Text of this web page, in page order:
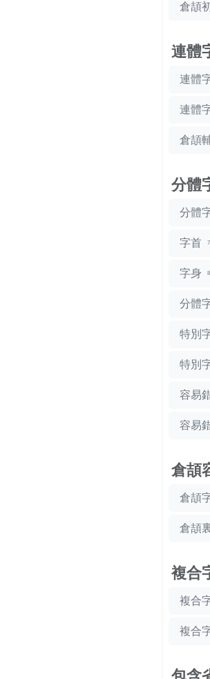
倉頡
連體
連體
連體
倉頡
分體
分體
字首
字身
分體
特別
特別
容易
容易
倉頡
倉頡
倉頡
複合
複合
複合